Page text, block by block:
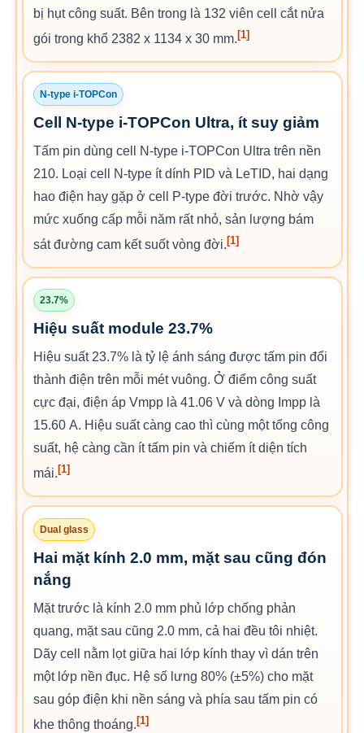
bị hụt công suất. Bên trong là 132 viên cell cắt nửa
gói trong khổ 2382 x 1134 x 30 mm. [1]
N-type i-TOPCon
Cell N-type i-TOPCon Ultra, ít suy giảm
Tấm pin dùng cell N-type i-TOPCon Ultra trên nền
210. Loại cell N-type ít dính PID và LeTID, hai dạng
hao điện hay gặp ở cell P-type đời trước. Nhờ vậy
mức xuống cấp mỗi năm rất nhỏ, sản lượng bám
sát đường cam kết suốt vòng đời. [1]
23.7%
Hiệu suất module 23.7%
Hiệu suất 23.7% là tỷ lệ ánh sáng được tấm pin đổi
thành điện trên mỗi mét vuông. Ở điểm công suất
cực đại, điện áp Vmpp là 41.06 V và dòng Impp là
15.60 A. Hiệu suất càng cao thì cùng một tổng công
suất, hệ càng cần ít tấm pin và chiếm ít diện tích
mái. [1]
Dual glass
Hai mặt kính 2.0 mm, mặt sau cũng đón
nắng
Mặt trước là kính 2.0 mm phủ lớp chống phản
quang, mặt sau cũng 2.0 mm, cả hai đều tôi nhiệt.
Dãy cell nằm lọt giữa hai lớp kính thay vì dán trên
một lớp nền đục. Hệ số lưng 80% (±5%) cho mặt
sau góp điện khi nền sáng và phía sau tấm pin có
khe thông thoáng. [1]